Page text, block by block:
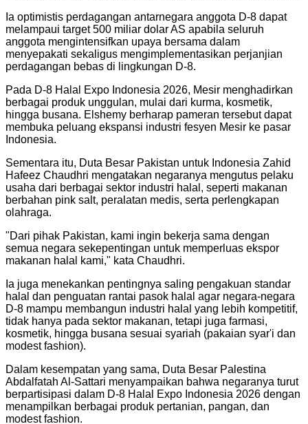
Ia optimistis perdagangan antarnegara anggota D-8 dapat
melampaui target 500 miliar dolar AS apabila seluruh
anggota mengintensifkan upaya bersama dalam
menyepakati sekaligus mengimplementasikan perjanjian
perdagangan bebas di lingkungan D-8.
Pada D-8 Halal Expo Indonesia 2026, Mesir menghadirkan
berbagai produk unggulan, mulai dari kurma, kosmetik,
hingga busana. Elshemy berharap pameran tersebut dapat
membuka peluang ekspansi industri fesyen Mesir ke pasar
Indonesia.
Sementara itu, Duta Besar Pakistan untuk Indonesia Zahid
Hafeez Chaudhri mengatakan negaranya mengutus pelaku
usaha dari berbagai sektor industri halal, seperti makanan
berbahan pink salt, peralatan medis, serta perlengkapan
olahraga.
"Dari pihak Pakistan, kami ingin bekerja sama dengan
semua negara sekepentingan untuk memperluas ekspor
makanan halal kami," kata Chaudhri.
Ia juga menekankan pentingnya saling pengakuan standar
halal dan penguatan rantai pasok halal agar negara-negara
D-8 mampu membangun industri halal yang lebih kompetitif,
tidak hanya pada sektor makanan, tetapi juga farmasi,
kosmetik, hingga busana sesuai syariah (pakaian syar'i dan
modest fashion).
Dalam kesempatan yang sama, Duta Besar Palestina
Abdalfatah Al-Sattari menyampaikan bahwa negaranya turut
berpartisipasi dalam D-8 Halal Expo Indonesia 2026 dengan
menampilkan berbagai produk pertanian, pangan, dan
modest fashion.